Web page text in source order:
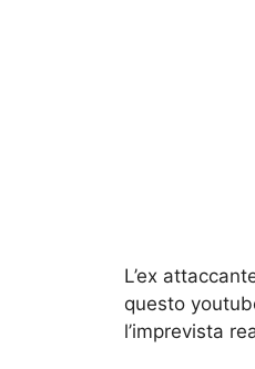
L’ex
questo
l’imprevista